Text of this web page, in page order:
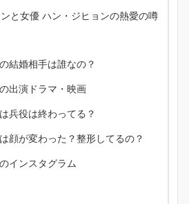
と女優 ハン・ジヒョンの熱愛の噂
結婚相手は誰なの？
出演ドラマ・映画
兵役は終わってる？
顔が変わった？整形してるの？
インスタグラム